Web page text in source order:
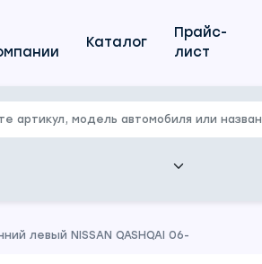
Каталог
Прайс-
лист
левый NISSAN QASHQAI 06-